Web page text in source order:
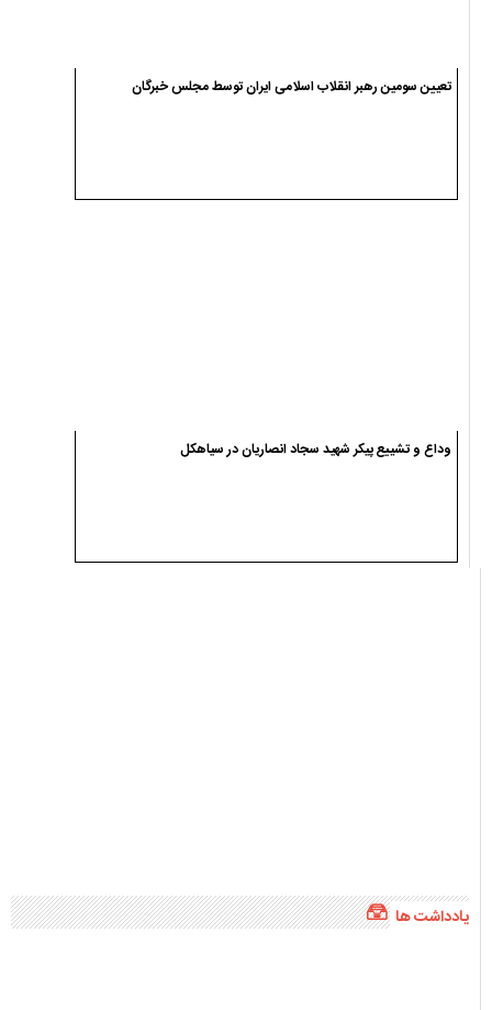
تعیین سومین رهبر انقلاب اسلامی ایران توسط مجلس خبرگان
وداع و تشییع پیکر شهید سجاد انصاریان در سیاهکل
یادداشت ها